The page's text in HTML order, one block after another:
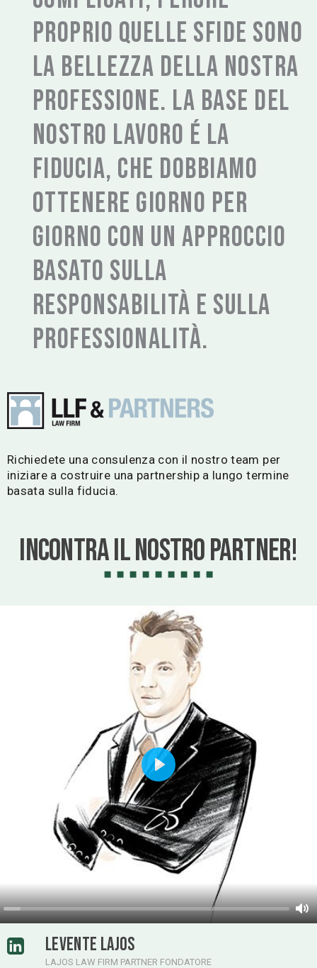
proprio quelle sfide sono
la bellezza della nostra
professione. La base del
nostro lavoro é la
fiducia, che dobbiamo
ottenere giorno per
giorno con un approccio
basato sulla
responsabilità e sulla
professionalità.
Richiedete una consulenza con il nostro team per
iniziare a costruire una partnership a lungo termine
basata sulla fiducia.
Incontra il nostro partner!
Play
LEVENTE LAJOS
LAJOS LAW FIRM PARTNER FONDATORE